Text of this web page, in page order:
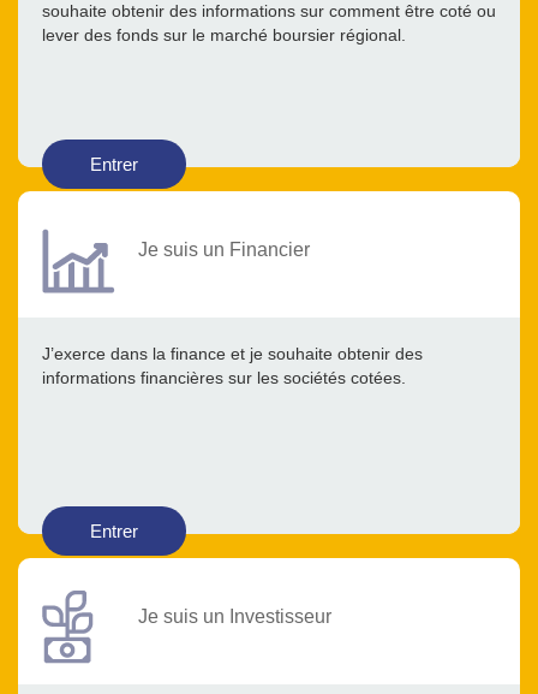
souhaite obtenir des informations sur comment être coté ou
lever des fonds sur le marché boursier régional.
Entrer
Je suis un Financier
J’exerce dans la finance et je souhaite obtenir des
informations financières sur les sociétés cotées.
Entrer
Je suis un Investisseur